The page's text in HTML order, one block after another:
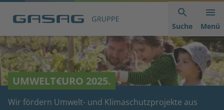
anspringen
der
Seite
anspringen
anspringen
Suche Menü
UMWELT€URO 2025.
Wir fördern Umwelt- und Klimaschutzprojekte aus